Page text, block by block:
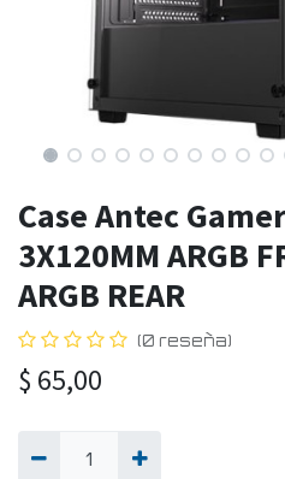
Case Antec
3X120MM ARGB
ARGB REAR
(0 reseña)
$ 65,00